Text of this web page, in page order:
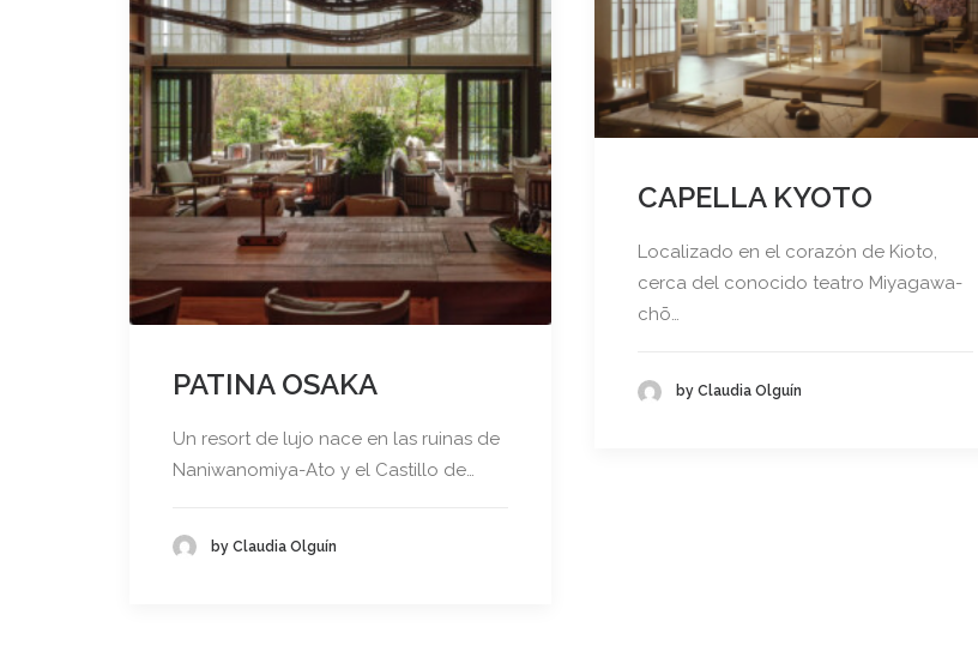
PATINA OSAKA
Un resort de lujo nace en las ruinas de
Naniwanomiya-Ato y el Castillo de…
by Claudia Olguín
CAPELLA KYOTO
Localizado en el corazón de Kioto,
cerca del conocido teatro Miyagawa-
chō…
by Claudia Olguín